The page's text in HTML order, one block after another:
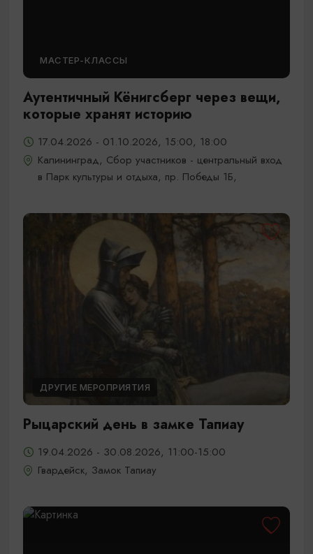
МАСТЕР-КЛАССЫ
Аутентичный Кёнигсберг через вещи,
которые хранят историю
17.04.2026 - 01.10.2026, 15:00, 18:00
Калининград, Сбор участников - центральный вход
в Парк культуры и отдыха, пр. Победы 1Б,
ДРУГИЕ МЕРОПРИЯТИЯ
Рыцарский день в замке Тапиау
19.04.2026 - 30.08.2026, 11:00-15:00
Гвардейск, Замок Тапиау